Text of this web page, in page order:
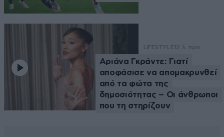
LIFESTYLE 12 λ. πριν
Αριάνα Γκράντε: Γιατί
αποφάσισε να απομακρυνθεί
από τα φώτα της
δημοσιότητας – Οι άνθρωποι
που τη στηρίζουν